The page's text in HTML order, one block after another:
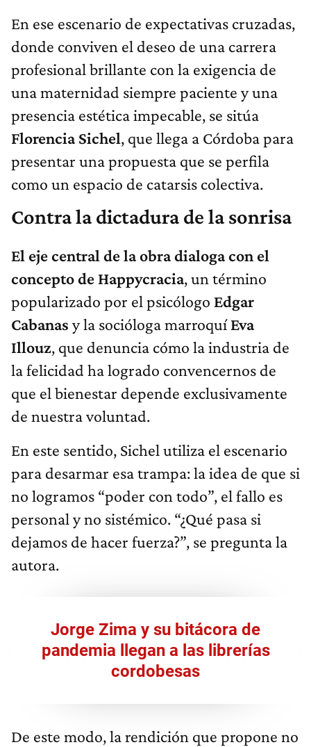
En ese escenario de expectativas cruzadas,
donde conviven el deseo de una carrera
profesional brillante con la exigencia de
una maternidad siempre paciente y una
presencia estética impecable, se sitúa
Florencia Sichel, que llega a Córdoba para
presentar una propuesta que se perfila
como un espacio de catarsis colectiva.
Contra la dictadura de la sonrisa
El eje central de la obra dialoga con el
concepto de Happycracia, un término
popularizado por el psicólogo Edgar
Cabanas y la socióloga marroquíEva
Illouz, que denuncia cómo la industria de
la felicidad ha logrado convencernos de
que el bienestar depende exclusivamente
de nuestra voluntad.
En este sentido, Sichel utiliza el escenario
para desarmar esa trampa: la idea de que si
no logramos “poder con todo”, el fallo es
personal y no sistémico. “¿Qué pasa si
dejamos de hacer fuerza?”, se pregunta la
autora.
Jorge Zima y su bitácora de
pandemia llegan a las librerías
cordobesas
De este modo, la rendición que propone no